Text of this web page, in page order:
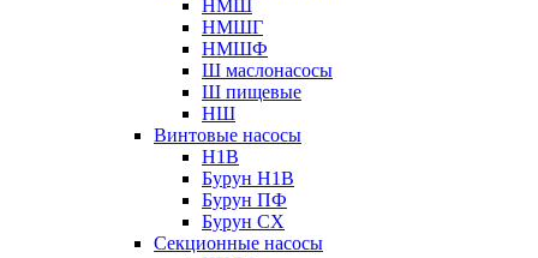
НМШ
НМШГ
НМШФ
Ш маслонасосы
Ш пищевые
НШ
Винтовые насосы
Н1В
Бурун Н1В
Бурун ПФ
Бурун СХ
Секционные насосы